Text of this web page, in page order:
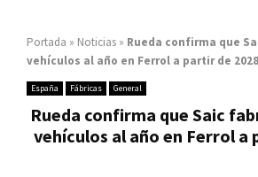
Portada » Noticias » Rueda confirma que
vehículos al año en Ferrol a partir de 2028
España Fábricas General
Rueda confirma que Saic
vehículos al año en Ferrol a